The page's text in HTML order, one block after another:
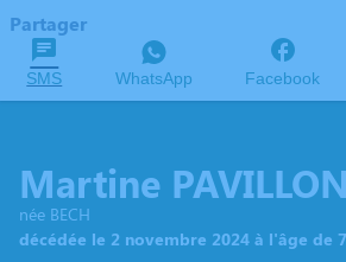
Partager
SMS WhatsApp Facebook
Martine PAVILLON
née BECH
décédée le 2 novembre 2024 à l'âge de